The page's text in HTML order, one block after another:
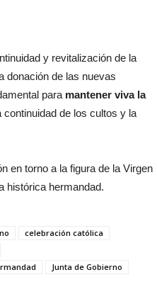
y revitalización de la
donación de las nuevas
para mantener viva la
de los cultos y la
en torno a la figura de la Virgen
histórica hermandad.
celebración católica
Junta de Gobierno